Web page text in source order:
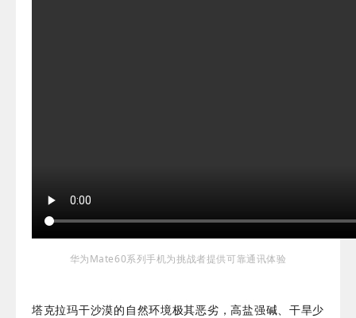
华为Mate60系列手机为挑战者提供可靠通讯体验
塔克拉玛干沙漠的自然环境极其恶劣，高盐强碱、干旱少